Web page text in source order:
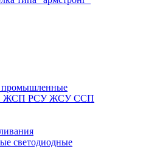
промышленные
ЖСП РСУ ЖСУ ССП
светодиодные